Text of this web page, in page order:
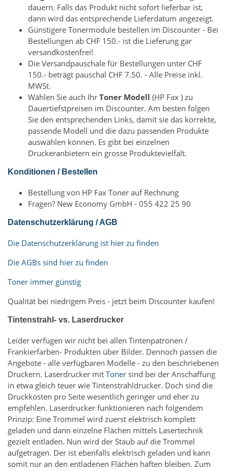
dauern. Falls das Produkt nicht sofort lieferbar ist,
dann wird das entsprechende Lieferdatum angezeigt.
Günstigere Tonermodule bestellen im Discounter - Bei
Bestellungen ab CHF 150.- ist die Lieferung gar
versandkostenfrei!
Die Versandpauschale für Bestellungen unter CHF
150.- beträgt pauschal CHF 7.50. - Alle Preise inkl.
MWSt.
Wählen Sie auch Ihr Toner Modell (HP Fax ) zu
Dauertiefstpreisen im Discounter. Am besten folgen
Sie den entsprechenden Links, damit sie das korrekte,
passende Modell und die dazu passenden Produkte
auswählen können. Es gibt bei einzelnen
Druckeranbietern ein grosse Produktevielfalt.
Konditionen / Bestellen
Bestellung von HP Fax Toner auf Rechnung
Fragen? New Economy GmbH - 055 422 25 90
Datenschutzerklärung / AGB
Die Datenschutzerklärung ist hier zu finden
Die AGBs sind hier zu finden
Toner immer günstig
Qualität bei niedrigem Preis - jetzt beim Discounter kaufen!
Tintenstrahl- vs. Laserdrucker
Leider verfügen wir nicht bei allen Tintenpatronen /
Frankierfarben- Produkten über Bilder. Dennoch passen die
Angebote - alle verfügbaren Modelle - zu den beschriebenen
Druckern. Laserdrucker mit Toner sind bei der Anschaffung
in etwa gleich teuer wie Tintenstrahldrucker. Doch sind die
Druckkosten pro Seite wesentlich geringer und eher zu
empfehlen. Laserdrucker funktionieren nach folgendem
Prinzip: Eine Trommel wird zuerst elektrisch komplett
geladen und dann einzelne Flächen mittels Lasertechnik
gezielt entladen. Nun wird der Staub auf die Trommel
aufgetragen. Der ist ebenfalls elektrisch geladen und kann
somit nur an den entladenen Flächen haften bleiben. Zum